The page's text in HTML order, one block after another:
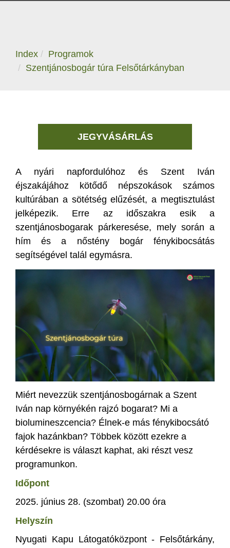
Index
Programok
Szentjánosbogár túra Felsőtárkányban
JEGYVÁSÁRLÁS
A nyári napfordulóhoz és Szent Iván
éjszakájához kötődő népszokások számos
kultúrában a sötétség elűzését, a megtisztulást
jelképezik. Erre az időszakra esik a
szentjánosbogarak párkeresése, mely során a
hím és a nőstény bogár fénykibocsátás
segítségével talál egymásra.
Miért nevezzük szentjánosbogárnak a Szent
Iván nap környékén rajzó bogarat? Mi a
biolumineszcencia? Élnek-e más fénykibocsátó
fajok hazánkban? Többek között ezekre a
kérdésekre is választ kaphat, aki részt vesz
programunkon.
Időpont
2025. június 28. (szombat) 20.00 óra
Helyszín
Nyugati Kapu Látogatóközpont - Felsőtárkány,